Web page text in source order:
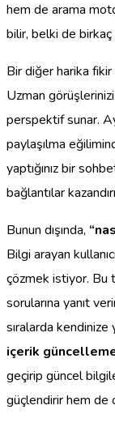
hem de arama
bilir, belki de birkaç
Bir diğer harika fikir
Uzman
perspektif sunar.
paylaşılma
yaptığınız bir
bağlantılar
Bunun dışında,
Bilgi arayan
çözmek istiyor. Bu
sorularına yanıt
sıralarda
içerik
geçirip güncel
güçlendirir hem de